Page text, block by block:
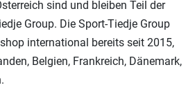
sind und bleiben Teil der
Group. Die Sport-Tiedje Group
international bereits seit 2015,
Belgien, Frankreich, Dänemark,